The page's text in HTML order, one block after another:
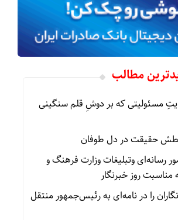
مطالب
روایتِ مسئولیتی که بر دوشِ قلم سنگینی
حقیقت در دل طوفان
رسانه‌ای وتبلیغات وزارت فرهنگ و
مناسبت روز خبرنگار
را در نامه‌ای به رئیس‌جمهور منتقل